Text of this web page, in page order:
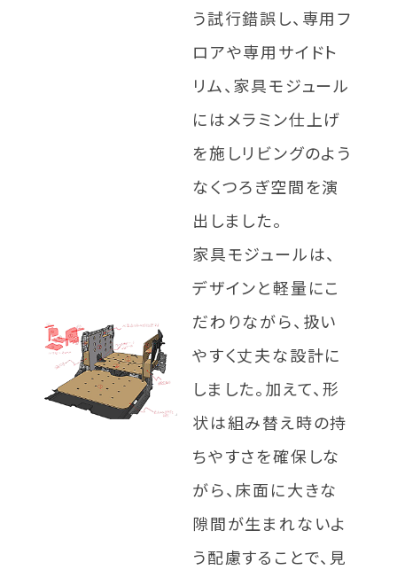
う試行錯誤し、専用フ
ロアや専用サイドト
リム、家具モジュール
にはメラミン仕上げ
を施しリビングのよう
なくつろぎ空間を演
出しました。
家具モジュールは、
デザインと軽量にこ
だわりながら、扱い
やすく丈夫な設計に
しました。加えて、形
状は組み替え時の持
ちやすさを確保しな
がら、床面に大きな
隙間が生まれないよ
う配慮することで、見